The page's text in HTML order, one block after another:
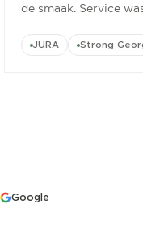
de smaak. Service
JURA Strong
Google